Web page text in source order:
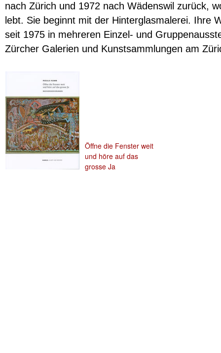
nach Zürich und 1972 nach Wädenswil zurück,
lebt. Sie beginnt mit der Hinterglasmalerei. Ihre
seit 1975 in mehreren Einzel- und
Zürcher Galerien und Kunstsammlungen am
Öffne die Fenster weit
und höre auf das
grosse Ja